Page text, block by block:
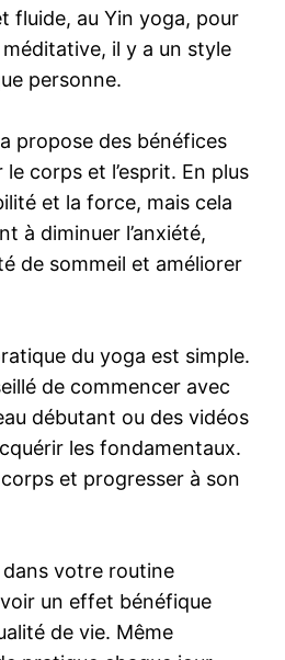
fluide, au Yin yoga, pour
il y a un style
personne.
propose des bénéfices
corps et l’esprit. En plus
et la force, mais cela
à diminuer l’anxiété,
de sommeil et améliorer
du yoga est simple.
de commencer avec
débutant ou des vidéos
les fondamentaux.
et progresser à son
votre routine
un effet bénéfique
de vie. Même